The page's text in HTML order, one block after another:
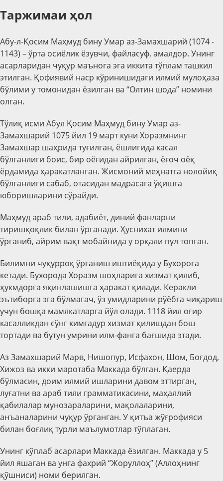
Таржимаи ҳол
Абу-л-Қосим Маҳмуд бину Умар аз-Замахшарий (1074 -
1143) – ўрта осиёлик ёзувчи, файласуф, амалдор. Унинг
асарларидан чуқур маънога эга иккита тўплам ташкил
этилган. Қофиявий наср кўринишидаги илмий мулоҳаза
бўлими у томонидан ёзилган ва “Олтин шода” номини
олган.
Тўлиқ исми Абул Қосим Маҳмуд бину Умар аз-
Замахшарий 1075 йил 19 март куни Хоразмнинг
Замахшар шаҳрида туғилган, ёшлигида касал
бўлганлиги боис, бир оёғидан айрилган, ёғоч оёқ
ёрдамида ҳаракатланган. Жисмоний меҳнатга нолойиқ
бўлганлиги сабаб, отасидан мадрасага ўқишга
юборишларини сўрайди.
Маҳмуд араб тили, адабиёт, диний фанларни
тиришқоқлик билан ўрганади. Ҳуснихат илмини
ўрганиб, айрим вақт мобайнида у орқали пул топган.
Билимни чуқурроқ ўрганиш иштиёқида у Бухорога
кетади. Бухорода Хоразм шоҳларига хизмат қилиб,
ҳукмдорга яқинлашишга ҳаракат қилади. Керакли
эътиборга эга бўлмагач, ўз умидларини рўёбга чиқариш
учун бошқа мамлкатларга йўл олади. 1118 йил оғир
касалликдан сўнг кимгадур хизмат қилишдан бош
тoртади ва бутун умрини илм-фанга бағшида этади.
Аз Замахшарий Марв, Нишопур, Исфахон, Шом, Боғдод,
Хижоз ва икки маротаба Маккада бўлган. Қаерда
бўлмасин, доим илмий ишларини давом эттирган,
луғатни ва араб тили грамматикасини, маҳаллий
қабилалар мунозараларини, мақолаларини,
анъаналарини чуқур ўрганган. У қитъа жўғрофияси
билан боғлиқ турли маълумотлар тўплаган.
Унинг кўплаб асарлари Маккада ёзилган. Маккада у 5
йил яшаган ва унга фахрий “Жоруллоҳ” (Аллоҳнинг
қўшниси) номи берилган.